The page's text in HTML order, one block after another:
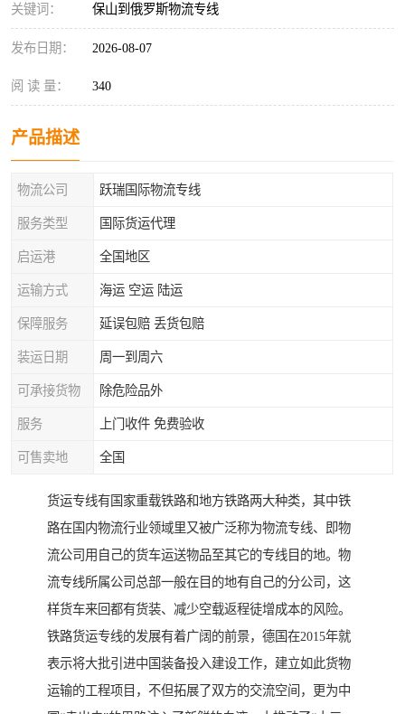
关键词： 保山到俄罗斯物流专线
发布日期： 2026-08-07
阅 读 量： 340
产品描述
物流公司 跃瑞国际物流专线
服务类型 国际货运代理
启运港 全国地区
运输方式 海运 空运 陆运
保障服务 延误包赔 丢货包赔
装运日期 周一到周六
可承接货物 除危险品外
服务 上门收件 免费验收
可售卖地 全国
货运专线有国家重载铁路和地方铁路两大种类，其中铁
路在国内物流行业领域里又被广泛称为物流专线、即物
流公司用自己的货车运送物品至其它的专线目的地。物
流专线所属公司总部一般在目的地有自己的分公司，这
样货车来回都有货装、减少空载返程徒增成本的风险。
铁路货运专线的发展有着广阔的前景，德国在2015年就
表示将大批引进中国装备投入建设工作，建立如此货物
运输的工程项目，不但拓展了双方的交流空间，更为中